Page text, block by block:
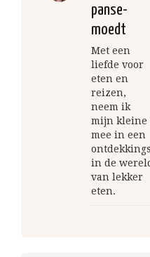
panse-
moedt
Met een
liefde voor
eten en
reizen,
neem ik
mijn kleine
mee in een
in de
van lekker
eten.